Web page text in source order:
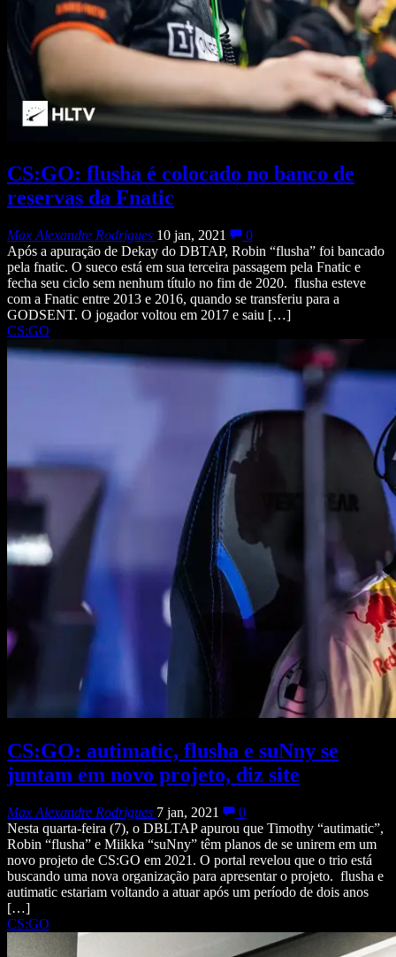
CS:GO: flusha é colocado no banco de
reservas da Fnatic
Max Alexandre Rodrigues 10 jan, 2021
0
Após a apuração de Dekay do DBTAP, Robin “flusha” foi bancado
pela fnatic. O sueco está em sua terceira passagem pela Fnatic e
fecha seu ciclo sem nenhum título no fim de 2020. flusha esteve
com a Fnatic entre 2013 e 2016, quando se transferiu para a
GODSENT. O jogador voltou em 2017 e saiu […]
CS:GO
CS:GO: autimatic, flusha e suNny se
juntam em novo projeto, diz site
Max Alexandre Rodrigues 7 jan, 2021
0
Nesta quarta-feira (7), o DBLTAP apurou que Timothy “autimatic”,
Robin “flusha” e Miikka “suNny” têm planos de se unirem em um
novo projeto de CS:GO em 2021. O portal revelou que o trio está
buscando uma nova organização para apresentar o projeto. flusha e
autimatic estariam voltando a atuar após um período de dois anos
[…]
CS:GO